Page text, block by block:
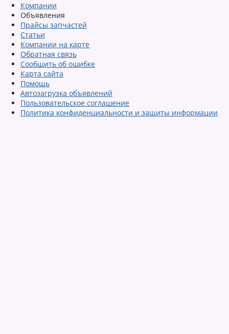
Компании
Объявления
Прайсы запчастей
Статьи
Компании на карте
Обратная связь
Сообщить об ошибке
Карта сайта
Помощь
Автозагрузка объявлений
Пользовательское соглашение
Политика конфиденциальности и защиты информации